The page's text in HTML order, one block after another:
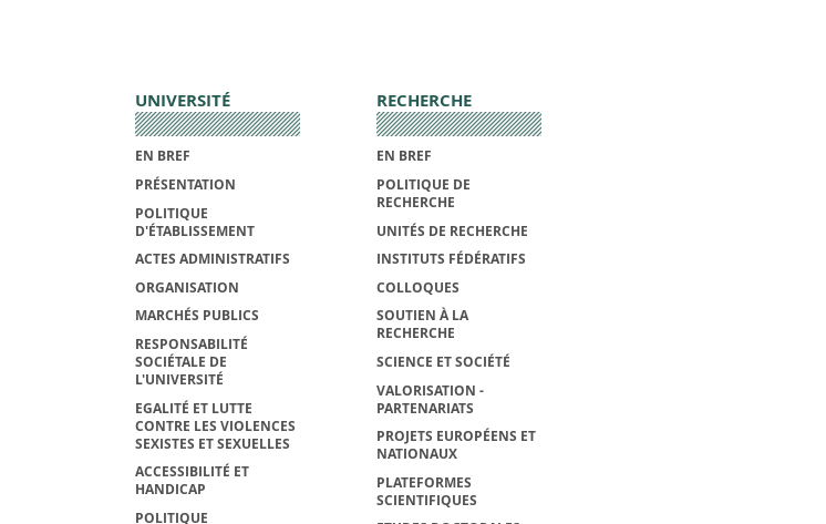
UNIVERSITÉ
EN BREF
PRÉSENTATION
POLITIQUE
D'ÉTABLISSEMENT
ACTES ADMINISTRATIFS
ORGANISATION
MARCHÉS PUBLICS
RESPONSABILITÉ
SOCIÉTALE DE
L'UNIVERSITÉ
EGALITÉ ET LUTTE
CONTRE LES VIOLENCES
SEXISTES ET SEXUELLES
ACCESSIBILITÉ ET
HANDICAP
POLITIQUE
RECHERCHE
EN BREF
POLITIQUE DE
RECHERCHE
UNITÉS DE RECHERCHE
INSTITUTS FÉDÉRATIFS
COLLOQUES
SOUTIEN À LA
RECHERCHE
SCIENCE ET SOCIÉTÉ
VALORISATION -
PARTENARIATS
PROJETS EUROPÉENS ET
NATIONAUX
PLATEFORMES
SCIENTIFIQUES